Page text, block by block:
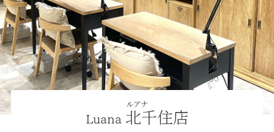
ルアナ
Luana 北千住店